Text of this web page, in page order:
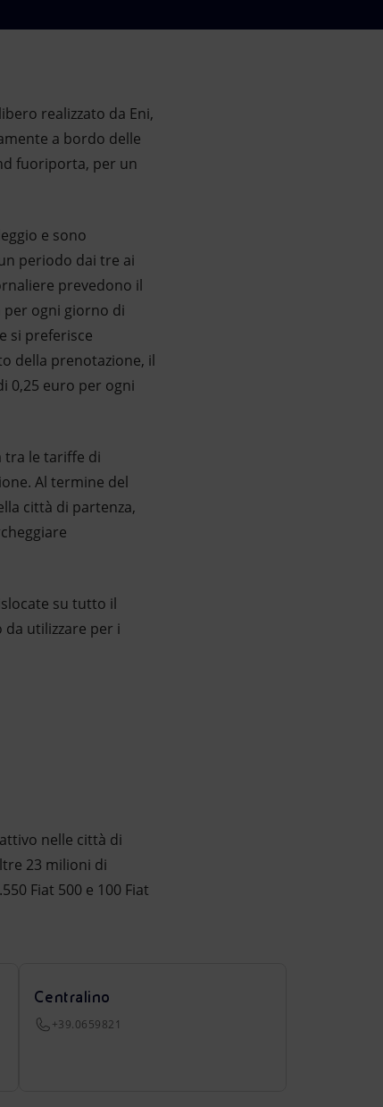
realizzato da Eni,
a bordo delle
fuoriporta, per un
e sono
periodo dai tre ai
prevedono il
per ogni giorno di
si preferisce
della prenotazione, il
0,25 euro per ogni
tra le tariffe di
Al termine del
città di partenza,
su tutto il
utilizzare per i
nelle città di
23 milioni di
Fiat 500 e 100 Fiat
Centralino
+39.0659821